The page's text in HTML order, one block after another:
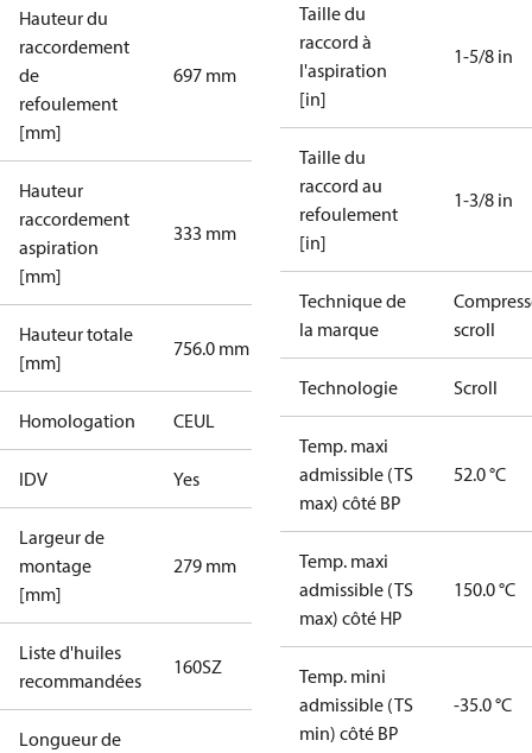
Hauteur du
raccordement
de
refoulement
[mm]
697 mm
Hauteur
raccordement
aspiration
[mm]
333 mm
Hauteur totale
[mm]
756.0 mm
Homologation CEUL
IDV Yes
Largeur de
montage
[mm]
279 mm
Liste d'huiles
recommandées
160SZ
Longueur de
Taille du
raccord à
l'aspiration
[in]
1-5/8 in
Taille du
raccord au
refoulement
[in]
1-3/8 in
Technique de
la marque
scroll
Technologie Scroll
Temp. maxi
admissible (TS
max) côté BP
52.0 °C
Temp. maxi
admissible (TS
max) côté HP
150.0 °C
Temp. mini
admissible (TS
min) côté BP
-35.0 °C